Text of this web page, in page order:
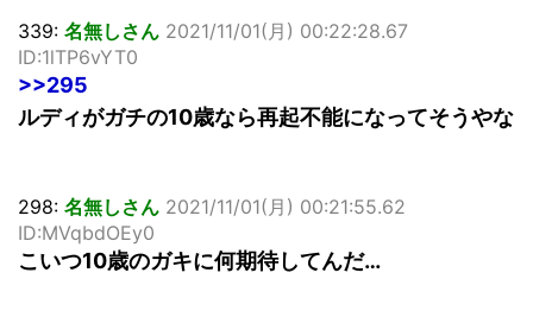
339: 名無しさん 2021/11/01(月) 00:22:28.67
ID:1lTP6vYT0
>>295
ルディがガチの10歳なら再起不能になってそうやな
298: 名無しさん 2021/11/01(月) 00:21:55.62
ID:MVqbdOEy0
こいつ10歳のガキに何期待してんだ…